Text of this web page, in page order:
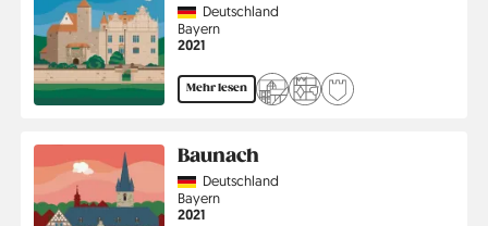
CountryDeutschland
Region
Bayern
Jahr
2021
Mehr lesen
Baunach
CountryDeutschland
Region
Bayern
Jahr
2021